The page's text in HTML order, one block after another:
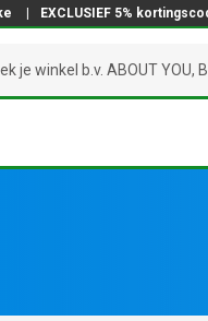
EXCLUSIEF 5%